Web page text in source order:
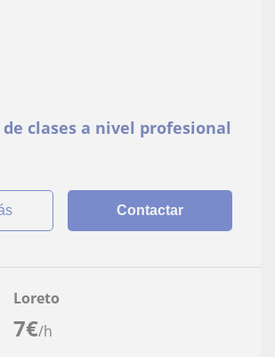
clases a nivel profesional
Contactar
7€/h
Loreto